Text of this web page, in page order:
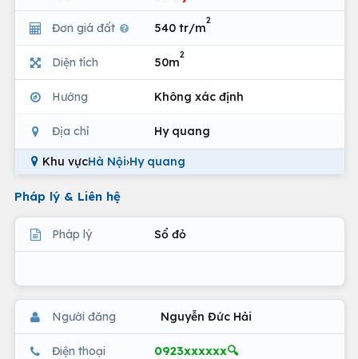
Đơn giá đất 540 tr/m
2
Diện tích 50m
2
Hướng Không xác định
Địa chỉ Hy quang
Khu vựcHà Nội›Hy quang
Pháp lý & Liên hệ
Pháp lý Sổ đỏ
Người đăng Nguyễn Đức Hải
Điện thoại 0923xxxxxx🔍